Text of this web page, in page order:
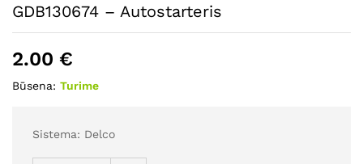
GDB130674 – Autostarteris
2.00 €
Būsena: Turime
Sistema: Delco